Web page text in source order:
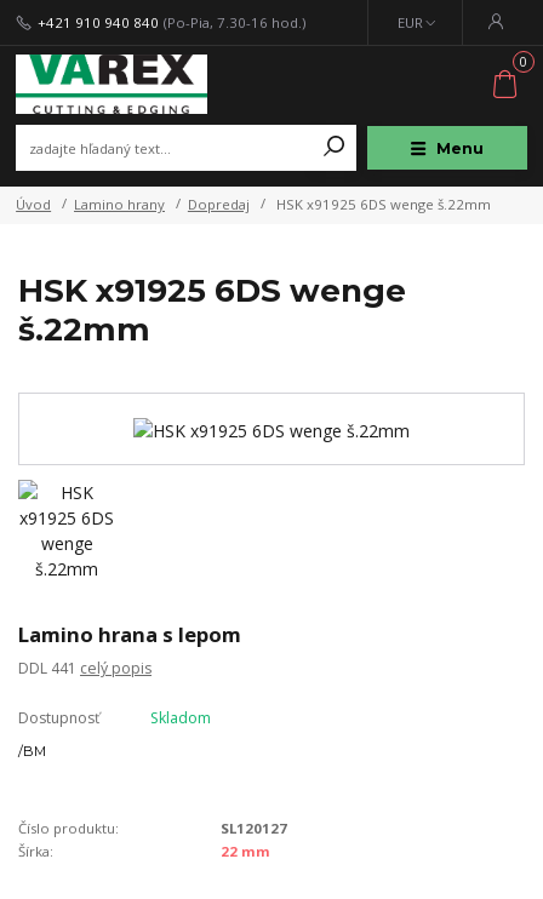
Menu
EUR
+421 910 940 840 (Po-Pia, 7.30-16 hod.)
0
Úvod Lamino hrany Dopredaj HSK x91925 6DS wenge š.22mm
HSK x91925 6DS wenge
š.22mm
Lamino hrana s lepom
DDL 441 celý popis
Dostupnosť Skladom
/BM
Číslo produktu:
SL120127
Šírka:
22 mm